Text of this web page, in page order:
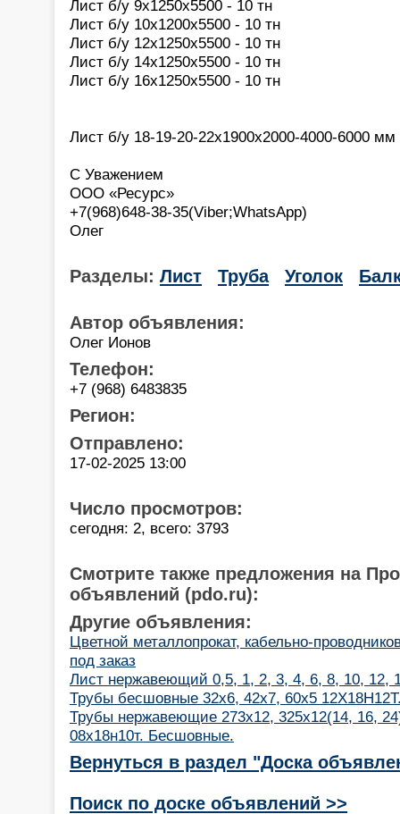
Лист б/у 9х1250х5500 - 10 тн
Лист б/у 10х1200х5500 - 10 тн
Лист б/у 12х1250х5500 - 10 тн
Лист б/у 14х1250х5500 - 10 тн
Лист б/у 16х1250х5500 - 10 тн
Лист б/у 18-19-20-22х1900х2000-4000-6000 мм
С Уважением
ООО «Ресурс»
+7(968)648-38-35(Viber;WhatsApp)
Олег
Разделы: Лист Труба Уголок
Автор объявления:
Олег Ионов
Телефон:
+7 (968) 6483835
Регион:
Отправлено:
17-02-2025 13:00
Число просмотров:
сегодня: 2, всего: 3793
Смотрите также предложения на
объявлений (pdo.ru):
Другие объявления:
Цветной металлопрокат, кабельно-
под заказ
Лист нержавеющий 0,5, 1, 2, 3, 4, 6, 8, 10, 12,
Трубы бесшовные 32х6, 42х7, 60х5
Трубы нержавеющие 273х12, 325х12(14, 16,
08х18н10т. Бесшовные.
Вернуться в раздел "Доска
Поиск по доске объявлений >>